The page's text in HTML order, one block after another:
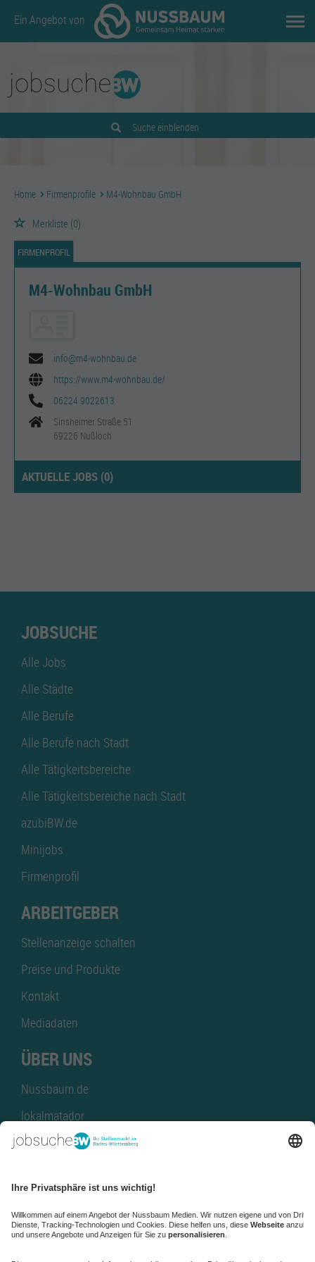
Ein Angebot von
Suche einblenden
Home Firmenprofile M4-Wohnbau GmbH
Merkliste (0)
FIRMENPROFIL
M4-Wohnbau GmbH
info@m4-wohnbau.de
https://www.m4-wohnbau.de/
06224 9022613
Sinsheimer Straße 51
69226 Nußloch
AKTUELLE JOBS (0)
JOBSUCHE
Alle Jobs
Alle Städte
Alle Berufe
Alle Berufe nach Stadt
Alle Tätigkeitsbereiche
Alle Tätigkeitsbereiche nach Stadt
azubiBW.de
Minijobs
Firmenprofil
ARBEITGEBER
Stellenanzeige schalten
Preise und Produkte
Kontakt
Mediadaten
ÜBER UNS
Nussbaum.de
lokalmatador
kaufinBW
NussbaumID
Nussbaum Medien